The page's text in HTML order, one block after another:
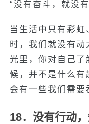
“没有奋斗，就没
当生活中只有彩
时，我们就没有
光里，你对自己
候，并不是什么有
会有一些我们需要
18．没有行动